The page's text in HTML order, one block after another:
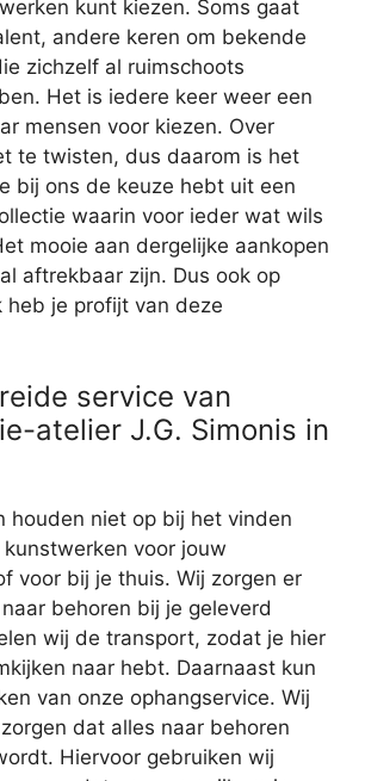
kunt kiezen. Soms gaat
andere keren om bekende
zichzelf al ruimschoots
Het is iedere keer weer een
mensen voor kiezen. Over
te twisten, dus daarom is het
bij ons de keuze hebt uit een
waarin voor ieder wat wils
mooie aan dergelijke aankopen
aftrekbaar zijn. Dus ook op
heb je profijt van deze
service van
atelier J.G. Simonis in
houden niet op bij het vinden
voor jouw
voor bij je thuis. Wij zorgen er
behoren bij je geleverd
wij de transport, zodat je hier
naar hebt. Daarnaast kun
van onze ophangservice. Wij
dat alles naar behoren
Hiervoor gebruiken wij